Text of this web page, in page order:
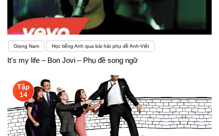
Giọng Nam Học tiếng Anh qua bài hát phụ đề Anh-Việt
It's my life – Bon Jovi – Phụ đề song ngữ
Tập
14